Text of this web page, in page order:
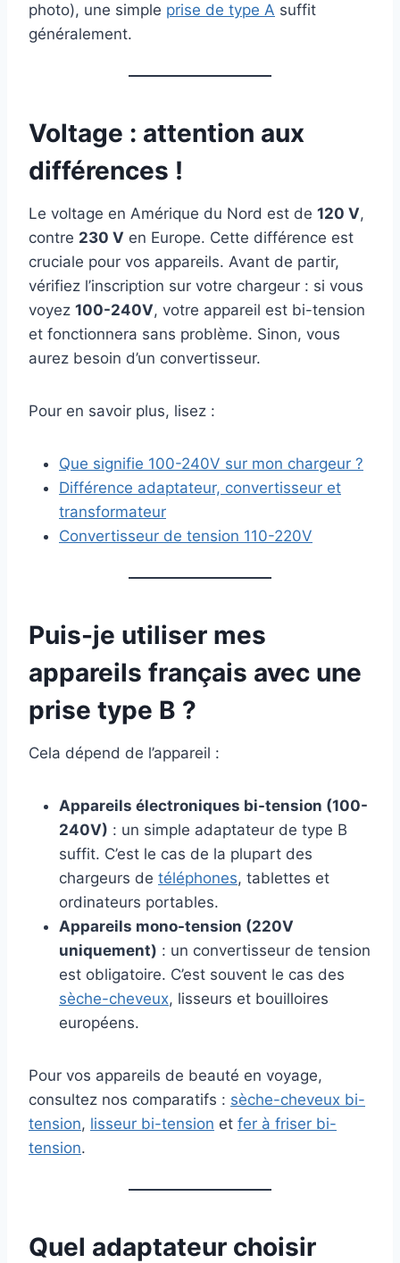
photo), une simple prise de type A suffit
généralement.
Voltage : attention aux
différences !
Le voltage en Amérique du Nord est de 120 V,
contre 230 V en Europe. Cette différence est
cruciale pour vos appareils. Avant de partir,
vérifiez l’inscription sur votre chargeur : si vous
voyez 100-240V, votre appareil est bi-tension
et fonctionnera sans problème. Sinon, vous
aurez besoin d’un convertisseur.
Pour en savoir plus, lisez :
Que signifie 100-240V sur mon chargeur ?
Différence adaptateur, convertisseur et
transformateur
Convertisseur de tension 110-220V
Puis-je utiliser mes
appareils français avec une
prise type B ?
Cela dépend de l’appareil :
Appareils électroniques bi-tension (100-
240V) : un simple adaptateur de type B
suffit. C’est le cas de la plupart des
chargeurs de téléphones, tablettes et
ordinateurs portables.
Appareils mono-tension (220V
uniquement) : un convertisseur de tension
est obligatoire. C’est souvent le cas des
sèche-cheveux, lisseurs et bouilloires
européens.
Pour vos appareils de beauté en voyage,
consultez nos comparatifs : sèche-cheveux bi-
tension, lisseur bi-tension et fer à friser bi-
tension.
Quel adaptateur choisir